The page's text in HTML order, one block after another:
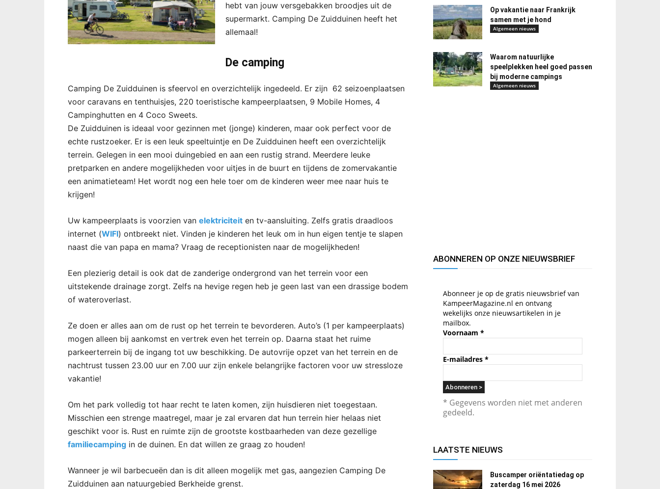
hebt van jouw versgebakken broodjes uit de
supermarkt. Camping De Zuidduinen heeft het
allemaal!
De camping
Camping De Zuidduinen is sfeervol en overzichtelijk ingedeeld. Er zijn 62 seizoenplaatsen
voor caravans en tenthuisjes, 220 toeristische kampeerplaatsen, 9 Mobile Homes, 4
Campinghutten en 4 Coco Sweets.
De Zuidduinen is ideaal voor gezinnen met (jonge) kinderen, maar ook perfect voor de
echte rustzoeker. Er is een leuk speeltuintje en De Zuidduinen heeft een overzichtelijk
terrein. Gelegen in een mooi duingebied en aan een rustig strand. Meerdere leuke
pretparken en andere mogelijkheden voor uitjes in de buurt en tijdens de zomervakantie
een animatieteam! Het wordt nog een hele toer om de kinderen weer mee naar huis te
krijgen!
Uw kampeerplaats is voorzien van elektriciteit en tv-aansluiting. Zelfs gratis draadloos
internet (WIFI) ontbreekt niet. Vinden je kinderen het leuk om in hun eigen tentje te slapen
naast die van papa en mama? Vraag de receptionisten naar de mogelijkheden!
Een plezierig detail is ook dat de zanderige ondergrond van het terrein voor een
uitstekende drainage zorgt. Zelfs na hevige regen heb je geen last van een drassige bodem
of wateroverlast.
Ze doen er alles aan om de rust op het terrein te bevorderen. Auto’s (1 per kampeerplaats)
mogen alleen bij aankomst en vertrek even het terrein op. Daarna staat het ruime
parkeerterrein bij de ingang tot uw beschikking. De autovrije opzet van het terrein en de
nachtrust tussen 23.00 uur en 7.00 uur zijn enkele belangrijke factoren voor uw stressloze
vakantie!
Om het park volledig tot haar recht te laten komen, zijn huisdieren niet toegestaan.
Misschien een strenge maatregel, maar je zal ervaren dat hun terrein hier helaas niet
geschikt voor is. Rust en ruimte zijn de grootste kostbaarheden van deze gezellige
familiecamping in de duinen. En dat willen ze graag zo houden!
Wanneer je wil barbecueën dan is dit alleen mogelijk met gas, aangezien Camping De
Zuidduinen aan natuurgebied Berkheide grenst.
Op vakantie naar Frankrijk
samen met je hond
Algemeen nieuws
Waarom natuurlijke
speelplekken heel goed passen
bij moderne campings
Algemeen nieuws
ABONNEREN OP ONZE NIEUWSBRIEF
Abonneer je op de gratis nieuwsbrief van
KampeerMagazine.nl en ontvang
wekelijks onze nieuwsartikelen in je
mailbox.
Voornaam *
E-mailadres *
* Gegevens worden niet met anderen
gedeeld.
LAATSTE NIEUWS
Buscamper oriëntatiedag op
zaterdag 16 mei 2026